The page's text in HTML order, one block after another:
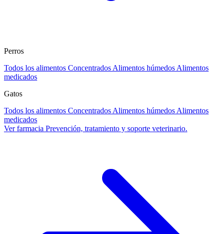
Perros
Todos los alimentos Concentrados Alimentos húmedos Alimentos
medicados
Gatos
Todos los alimentos Concentrados Alimentos húmedos Alimentos
medicados
Ver farmacia Prevención, tratamiento y soporte veterinario.